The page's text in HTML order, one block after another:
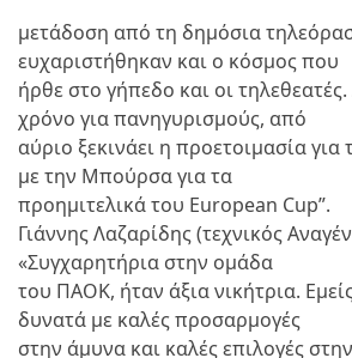
μετάδοση από τη δημόσια
ευχαριστήθηκαν και ο κόσμος που
ήρθε στο γήπεδο και οι
χρόνο για πανηγυρισμούς, από
αύριο ξεκινάει η προετοιμασία
με την Μπούρσα για τα
προημιτελικά του European Cup”.
Γιάννης Λαζαρίδης (τεχνικός
«Συγχαρητήρια στην ομάδα
του ΠΑΟΚ, ήταν άξια νικήτρια.
δυνατά με καλές προσαρμογές
στην άμυνα και καλές επιλογές